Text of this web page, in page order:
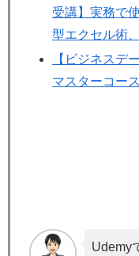
受講】実務で
型エクセル術
【ビジネスデ
マスターコース
Udemy